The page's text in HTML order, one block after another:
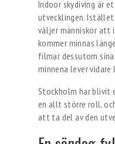
Indoor skydiving är
utvecklingen.
väljer människor att
kommer minnas
filmar dessutom
minnena lever
Stockholm har blivit
en allt större roll,
att ta del av den